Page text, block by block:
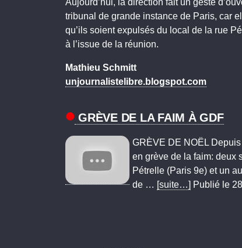
Aujourd’hui, la direction fait un geste
tribunal de grande instance de Paris, car
qu’ils soient expulsés du local de la rue
à l’issue de la réunion.
Mathieu Schmitt
unjournalistelibre.blogspot.com
GRÈVE DE LA FAIM À GDF
GRÈVE DE NOËL
en grève de la faim: deux
Pétrelle (Paris 9e) et un
de … [suite…] Publié le